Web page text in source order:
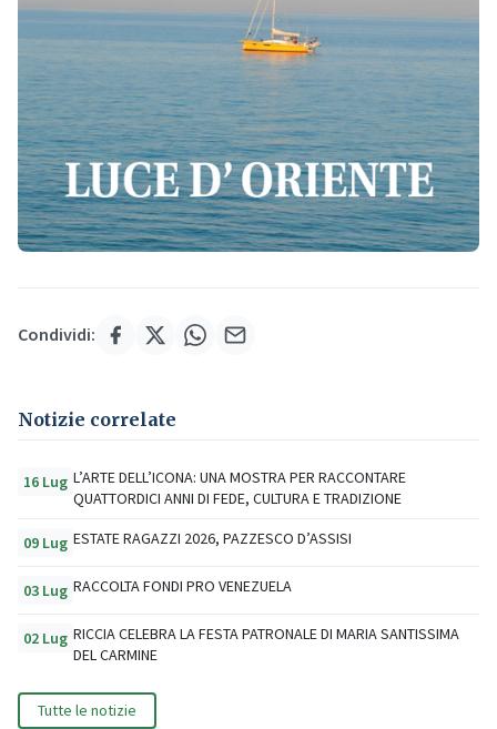
Condividi:
Notizie correlate
16 Lug L’ARTE DELL’ICONA: UNA MOSTRA PER RACCONTARE
QUATTORDICI ANNI DI FEDE, CULTURA E TRADIZIONE
09 Lug ESTATE RAGAZZI 2026, PAZZESCO D’ASSISI
03 Lug RACCOLTA FONDI PRO VENEZUELA
02 Lug RICCIA CELEBRA LA FESTA PATRONALE DI MARIA SANTISSIMA
DEL CARMINE
Tutte le notizie